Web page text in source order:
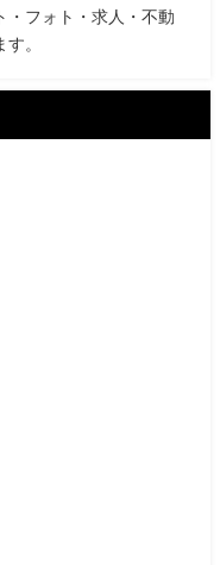
・フォト・求人・不動
。